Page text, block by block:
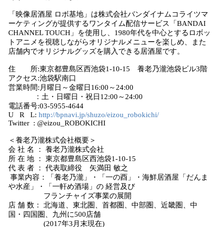
「映像居酒屋 ロボ基地」は株式会社バンダイナムコライツマ
ーケティングが提供するワンタイム配信サービス「BANDAI
CHANNEL TOUCH」を使用し、1980年代を中心とするロボッ
トアニメを視聴しながらオリジナルメニューを楽しめ、また
店舗内でオリジナルグッズを購入できる居酒屋です。
住 所:東京都豊島区西池袋1‐10‐15 養老乃瀧池袋ビル3階
アクセス:池袋駅南口
営業時間:月曜日～金曜日16:00～24:00
：土・日曜日・祝日12:00～24:00
電話番号:03‐5955‐4644
U R L: http://bpnavi.jp/shuzo/eizou_robokichi/
Twitter : @eizou_ROBOKICHI
＜養老乃瀧株式会社概要＞
会 社 名 ： 養老乃瀧株式会社
所 在 地 ： 東京都豊島区西池袋1-10-15
代 表 者 ： 代表取締役 矢満田 敏之
事業内容：「養老乃瀧」・「一の酉」・海鮮居酒屋「だんま
や水産」・「一軒め酒場」の 経営及び
フランチャイズ事業の展開
店 舗 数： 北海道、東北圏、首都圏、中部圏、近畿圏、中
国・四国圏、九州に500店舗
(2017年3月末現在)